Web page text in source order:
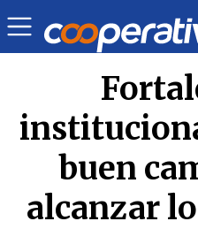
Opinión | Eve
buen
alcanzar